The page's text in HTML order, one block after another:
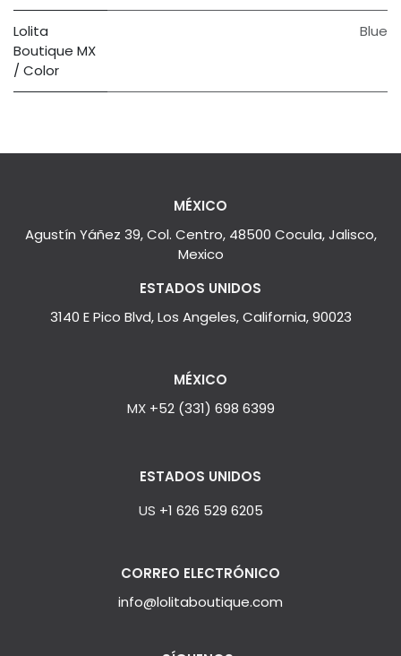
Lolita
Boutique MX
/ Color
Blue
MÉXICO
Agustín Yáñez 39, Col. Centro, 48500 Cocula, Jalisco,
Mexico
ESTADOS UNIDOS
3140 E Pico Blvd, Los Angeles, California, 90023
MÉXICO
MX +52 (331) 698 6399
ESTADOS UNIDOS
US +1 626 529 6205
CORREO ELECTRÓNICO
info@lolitaboutique.com